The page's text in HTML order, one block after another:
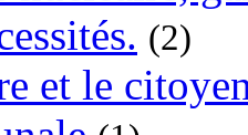
(2)
et le